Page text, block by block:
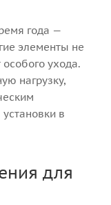
года —
элементы не
ухода.
нагрузку,
в
для